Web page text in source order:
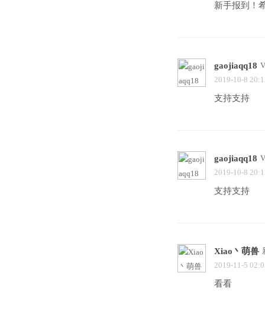
新手报到！
gaojiaqq18
2019-10-8
支持支持
gaojiaqq18
2019-10-8
支持支持
Xiao丶萌兽
2019-11-5
看看